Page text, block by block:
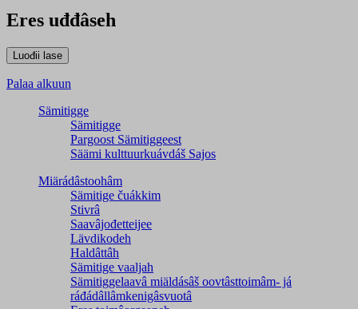
Eres uđđâseh
Palaa alkuun
Sämitigge
Sämitigge
Pargoost Sämitiggeest
Säämi kulttuurkuávdáš Sajos
Miärádâstoohâm
Sämitige čuákkim
Stivrâ
Saavâjođetteijee
Lävdikodeh
Haldâttâh
Sämitige vaaljah
Sämitiggelaavâ miäldásâš oovtâsttoimâm- já
ráđádâllâmkenigâsvuotâ